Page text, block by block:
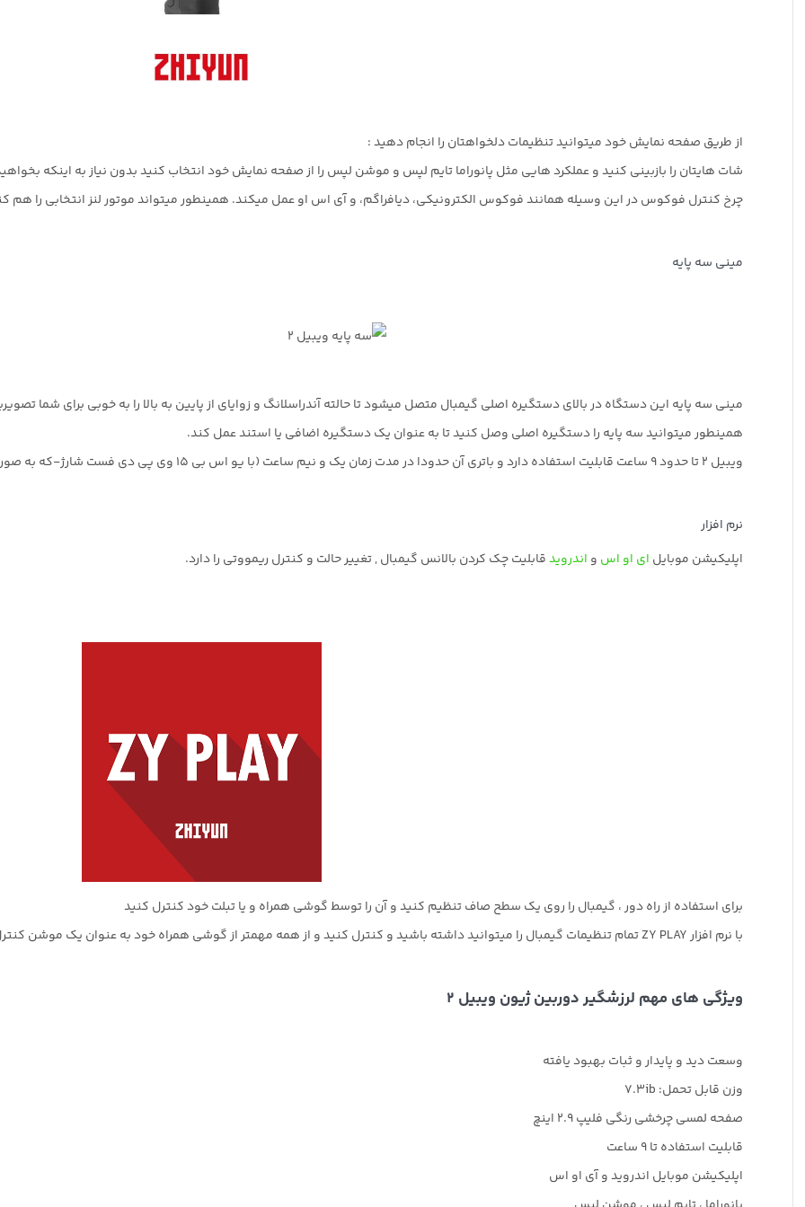
از طریق صفحه نمایش خود میتوانید تنظیمات دلخواهتان را انجام دهید :
شات هایتان را بازبینی کنید و عملکرد هایی مثل پانوراما تایم لپس و موشن لپس را از صفحه نمایش خود انتخاب کنید بدون نیاز به اینکه
چرخ کنترل فوکوس در این وسیله همانند فوکوس الکترونیکی، دیافراگم، و آی اس او عمل میکند. همینطور میتواند موتور لنز انتخابی را هم
مینی سه پایه
مینی سه پایه این دستگاه در بالای دستگیره اصلی گیمبال متصل میشود تا حالته آندراسلانگ و زوایای از پایین به بالا را به خوبی برای شما
همینطور میتوانید سه پایه را دستگیره اصلی وصل کنید تا به عنوان یک دستگیره اضافی یا استند عمل کند.
ویبیل 2 تا حدود 9 ساعت قابلیت استفاده دارد و باتری آن حدودا در مدت زمان یک و نیم ساعت (با یو اس بی 15 وی پی دی فست شارژ-که به صورت جدا فروخته میشود) شارژ میشود
نرم افزار
اپلیکیشن موبایل ای او اس و اندرویدقابلیت چک کردن بالانس گیمبال , تغییر حالت و کنترل ریمووتی را دارد.
برای استفاده از راه دور ، گیمبال را روی یک سطح صاف تنظیم کنید و آن را توسط گوشی همراه و یا تبلت خود کنترل کنید
با نرم افزار ZY PLAY تمام تنظیمات گیمبال را میتوانید داشته باشید و کنترل کنید و از همه مهمتر از گوشی همراه خود به عنوان یک موشن کنترل استفاده کنید
ویژگی های مهم لرزشگیر دوربین ژیون ویبیل 2
وسعت دید و پایدار و ثبات بهبود یافته
وزن قابل تحمل: 7.3ib
صفحه لمسی چرخشی رنگی فلیپ 2.9 اینچ
قابلیت استفاده تا 9 ساعت
اپلیکیشن موبایل اندروید و آی او اس